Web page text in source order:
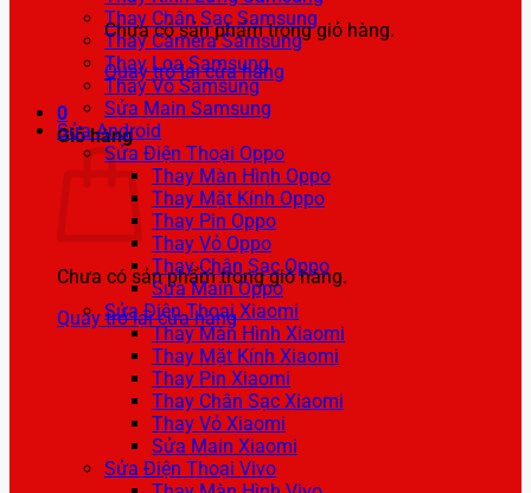
Chưa có sản phẩm trong giỏ hàng.
Quay trở lại cửa hàng
0
Giỏ hàng
Chưa có sản phẩm trong giỏ hàng.
Quay trở lại cửa hàng
Thay Chân Sạc Samsung
Thay Camera Samsung
Thay Loa Samsung
Thay Vỏ Samsung
Sửa Main Samsung
Sửa Android
Sửa Điện Thoại Oppo
Thay Màn Hình Oppo
Thay Mặt Kính Oppo
Thay Pin Oppo
Thay Vỏ Oppo
Thay Chân Sạc Oppo
Sửa Main Oppo
Sửa Điện Thoại Xiaomi
Thay Màn Hình Xiaomi
Thay Mặt Kính Xiaomi
Thay Pin Xiaomi
Thay Chân Sạc Xiaomi
Thay Vỏ Xiaomi
Sửa Main Xiaomi
Sửa Điện Thoại Vivo